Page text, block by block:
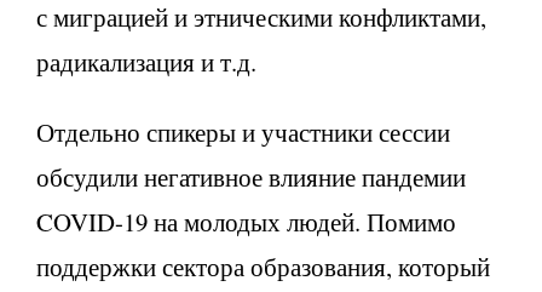
с миграцией и этническими конфликтами,
радикализация и т.д.
Отдельно спикеры и участники сессии
обсудили негативное влияние пандемии
COVID-19 на молодых людей. Помимо
поддержки сектора образования, который